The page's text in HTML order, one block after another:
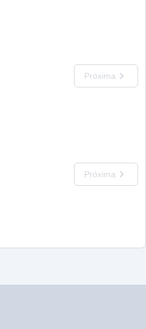
Próxima
Próxima